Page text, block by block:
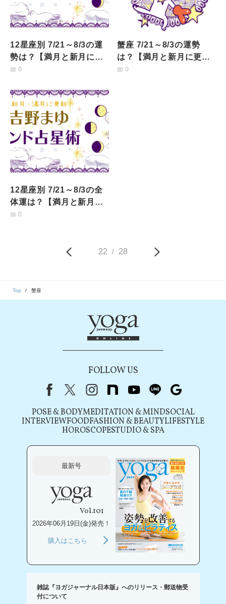
12星座別 7/21～8/3の運
勢は？【満月と新月に更
新！インド占星術】
0
蟹座 7/21～8/3の運勢
は？【満月と新月に更
新！インド占星術】
0
12星座別 7/21～8/3の全
体運は？【満月と新月に
更新！インド占星術】
0
22 / 28
Top 蟹座
FOLLOW US
FacebookX（旧Twitter）
instagram
note youtubeline
POSE & BODYMEDITATION & MINDSOCIAL
INTERVIEWFOODFASHION & BEAUTYLIFESTYLE
HOROSCOPESTUDIO & SPA
最新号
Vol.101
2026年06月19日(金)発売！
購入はこちら
雑誌『ヨガジャーナル日本版』へのリリース・郵送物受
付について